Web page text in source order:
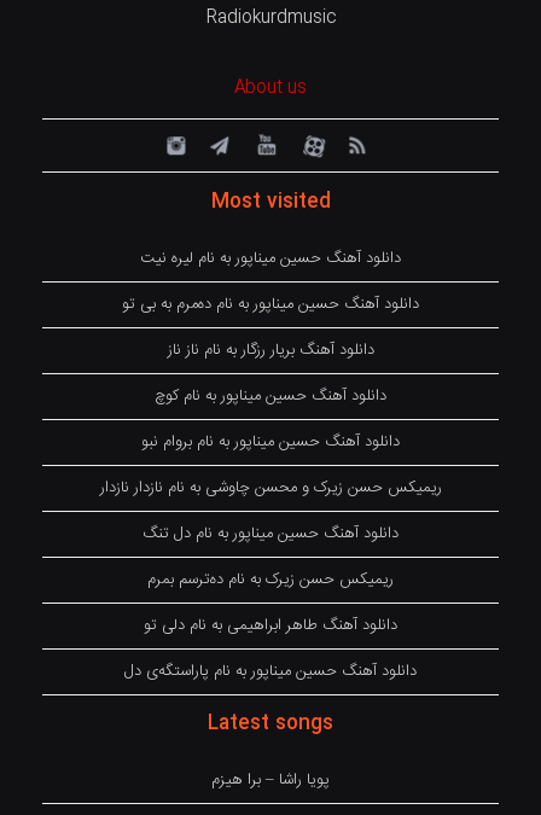
Radiokurdmusic
About us
Most visited
دانلود آهنگ حسین میناپور به نام لیره نیت
دانلود آهنگ حسین میناپور به نام دەمرم بە بی تو
دانلود آهنگ بریار رزگار به نام ناز ناز
دانلود آهنگ حسین میناپور به نام کوچ
دانلود آهنگ حسین میناپور به نام بروام نبو
ریمیکس حسن زیرک و محسن چاوشی به نام نازدار نازدار
دانلود آهنگ حسین میناپور به نام دل تنگ
ریمیکس حسن زیرک به نام دەترسم بمرم
دانلود آهنگ طاهر ابراهیمی به نام دلی تو
دانلود آهنگ حسین میناپور به نام پاراستگەی دل
Latest songs
پویا راشا – برا هیزم